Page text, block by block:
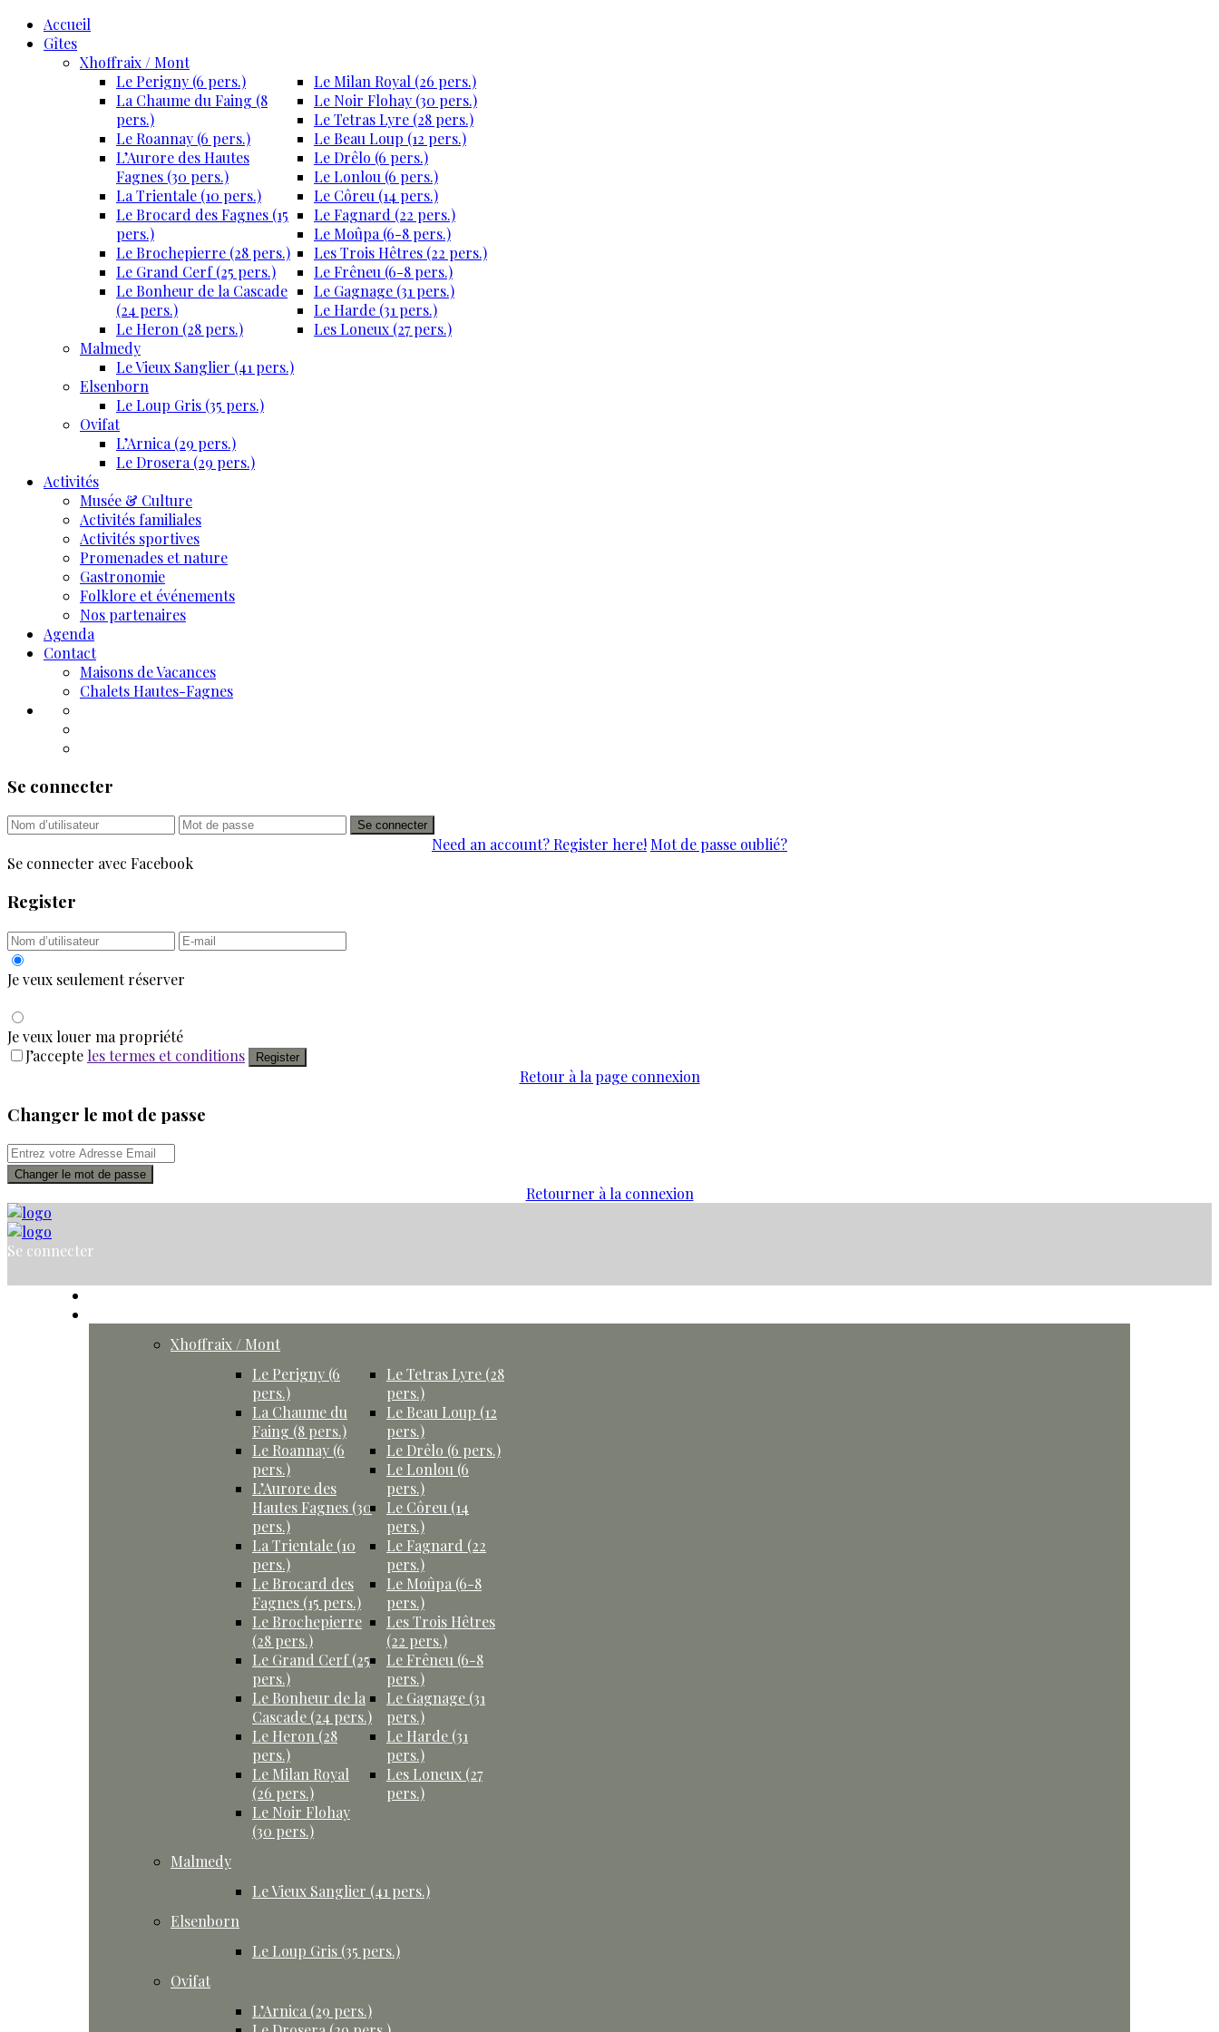
Accueil
Gîtes
Xhoffraix / Mont
Le Perigny (6 pers.)
La Chaume du Faing (8
pers.)
Le Roannay (6 pers.)
L’Aurore des Hautes
Fagnes (30 pers.)
La Trientale (10 pers.)
Le Brocard des Fagnes (15
pers.)
Le Brochepierre (28 pers.)
Le Grand Cerf (25 pers.)
Le Bonheur de la Cascade
(24 pers.)
Le Heron (28 pers.)
Le Milan Royal (26 pers.)
Le Noir Flohay (30 pers.)
Le Tetras Lyre (28 pers.)
Le Beau Loup (12 pers.)
Le Drêlo (6 pers.)
Le Lonlou (6 pers.)
Le Côreu (14 pers.)
Le Fagnard (22 pers.)
Le Moûpa (6-8 pers.)
Les Trois Hêtres (22 pers.)
Le Frêneu (6-8 pers.)
Le Gagnage (31 pers.)
Le Harde (31 pers.)
Les Loneux (27 pers.)
Malmedy
Le Vieux Sanglier (41 pers.)
Elsenborn
Le Loup Gris (35 pers.)
Ovifat
L’Arnica (29 pers.)
Le Drosera (29 pers.)
Activités
Musée & Culture
Activités familiales
Activités sportives
Promenades et nature
Gastronomie
Folklore et événements
Nos partenaires
Agenda
Contact
Maisons de Vacances
Chalets Hautes-Fagnes
Se connecter
Se connecter
Need an account? Register here! Mot de passe oublié?
Se connecter avec Facebook
Register
Je veux seulement réserver
Je veux louer ma propriété
J’accepte les termes et conditions Register
Retour à la page connexion
Changer le mot de passe
Changer le mot de passe
Retourner à la connexion
Se connecter
Xhoffraix / Mont
Le Perigny (6
pers.)
La Chaume du
Faing (8 pers.)
Le Roannay (6
pers.)
L’Aurore des
Hautes Fagnes (30
pers.)
La Trientale (10
pers.)
Le Brocard des
Fagnes (15 pers.)
Le Brochepierre
(28 pers.)
Le Grand Cerf (25
pers.)
Le Bonheur de la
Cascade (24 pers.)
Le Heron (28
pers.)
Le Milan Royal
(26 pers.)
Le Noir Flohay
(30 pers.)
Le Tetras Lyre (28
pers.)
Le Beau Loup (12
pers.)
Le Drêlo (6 pers.)
Le Lonlou (6
pers.)
Le Côreu (14
pers.)
Le Fagnard (22
pers.)
Le Moûpa (6-8
pers.)
Les Trois Hêtres
(22 pers.)
Le Frêneu (6-8
pers.)
Le Gagnage (31
pers.)
Le Harde (31
pers.)
Les Loneux (27
pers.)
Malmedy
Le Vieux Sanglier (41 pers.)
Elsenborn
Le Loup Gris (35 pers.)
Ovifat
L’Arnica (29 pers.)